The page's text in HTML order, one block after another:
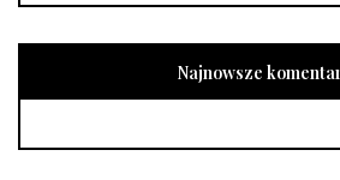
Najnowsze